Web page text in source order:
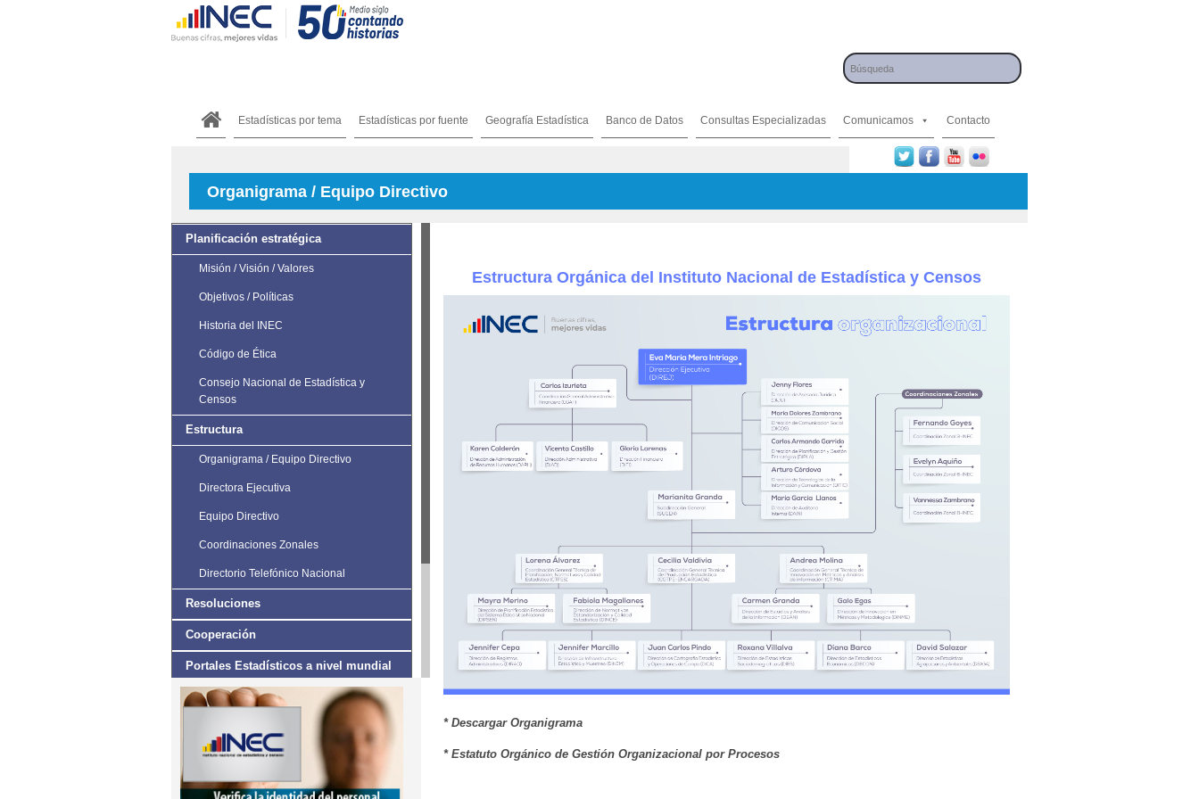
Estadísticas por tema Estadísticas por fuente Geografía Estadística Banco de Datos Consultas Especializadas Comunicamos Contacto
Organigrama / Equipo Directivo
Planificación estratégica
Misión / Visión / Valores
Objetivos / Políticas
Historia del INEC
Código de Ética
Consejo Nacional de Estadística y
Censos
Estructura
Organigrama / Equipo Directivo
Directora Ejecutiva
Equipo Directivo
Coordinaciones Zonales
Directorio Telefónico Nacional
Resoluciones
Cooperación
Portales Estadísticos a nivel mundial
Estudios e Investigaciones
Estructura Orgánica del Instituto Nacional de Estadística y Censos
* Descargar Organigrama
* Estatuto Orgánico de Gestión Organizacional por Procesos